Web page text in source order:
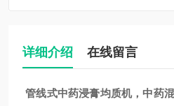
详细介绍 在线留言
管线式中药浸膏均质机，中药